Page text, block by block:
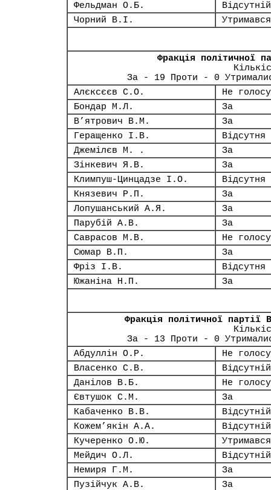
Фельдман О.Б.
Відсутній
Чорний В.І.
Утримався
Фракція політичної
За - 19 Проти - 0
Алєксєєв С.О.
Не
Бондар М.Л.
За
В’ятрович В.М.
За
Геращенко І.В.
Відсутня
Джемілєв М. .
За
Зінкевич Я.В.
За
Климпуш-Цинцадзе І.О.
Відсутня
Князевич Р.П.
За
Лопушанський А.Я.
За
Парубій А.В.
За
Саврасов М.В.
Не
Сюмар В.П.
За
Фріз І.В.
Відсутня
Южаніна Н.П.
За
Фракція політичної партії
За - 13 Проти - 0
Абдуллін О.Р.
Не
Власенко С.В.
Відсутній
Данілов В.Б.
Не
Євтушок С.М.
За
Кабаченко В.В.
Відсутній
Кожем’якін А.А.
Відсутній
Кучеренко О.Ю.
Утримався
Мейдич О.Л.
Відсутній
Немиря Г.М.
За
Пузійчук А.В.
За